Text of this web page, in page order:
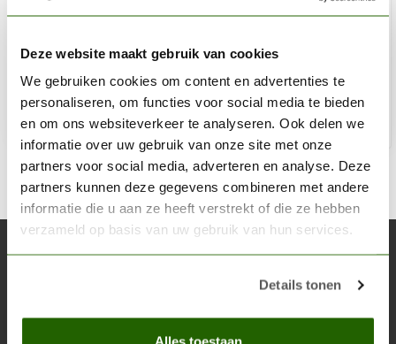
Deze website maakt gebruik van cookies
We gebruiken cookies om content en advertenties te
personaliseren, om functies voor social media te bieden
en om ons websiteverkeer te analyseren. Ook delen we
informatie over uw gebruik van onze site met onze
partners voor social media, adverteren en analyse. Deze
partners kunnen deze gegevens combineren met andere
informatie die u aan ze heeft verstrekt of die ze hebben
verzameld op basis van uw gebruik van hun services.
Details tonen
Alles toestaan
Pastel Violet Pastel Modelling Colors - 17ml - AK11069
€2,75
Niet op voorraad
Abonneer je op onze nieuwsbrief
Blijf op de hoogte over onze laatste acties